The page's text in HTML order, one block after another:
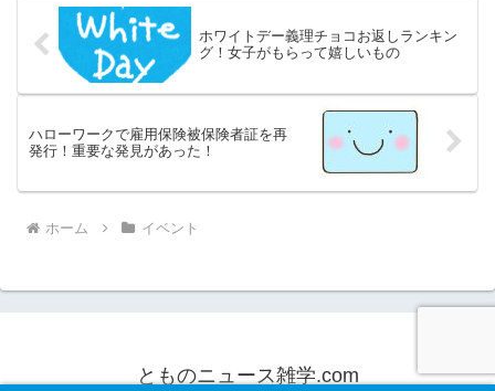
ホワイトデー義理チョコお返しランキン
グ！女子がもらって嬉しいもの
ハローワークで雇用保険被保険者証を再
発行！重要な発見があった！
ホーム イベント
とものニュース雑学.com